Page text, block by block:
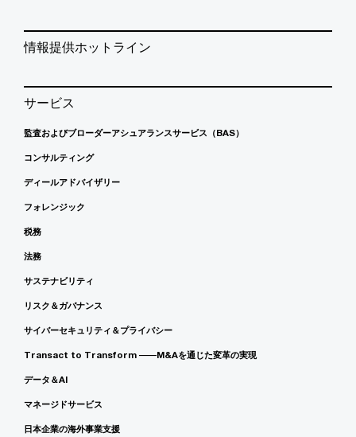
情報提供ホットライン
サービス
監査およびブローダーアシュアランスサービス（BAS）
コンサルティング
ディールアドバイザリー
フォレンジック
税務
法務
サステナビリティ
リスク＆ガバナンス
サイバーセキュリティ＆プライバシー
Transact to Transform ――M&Aを通じた変革の実現
データ＆AI
マネージドサービス
日本企業の海外事業支援